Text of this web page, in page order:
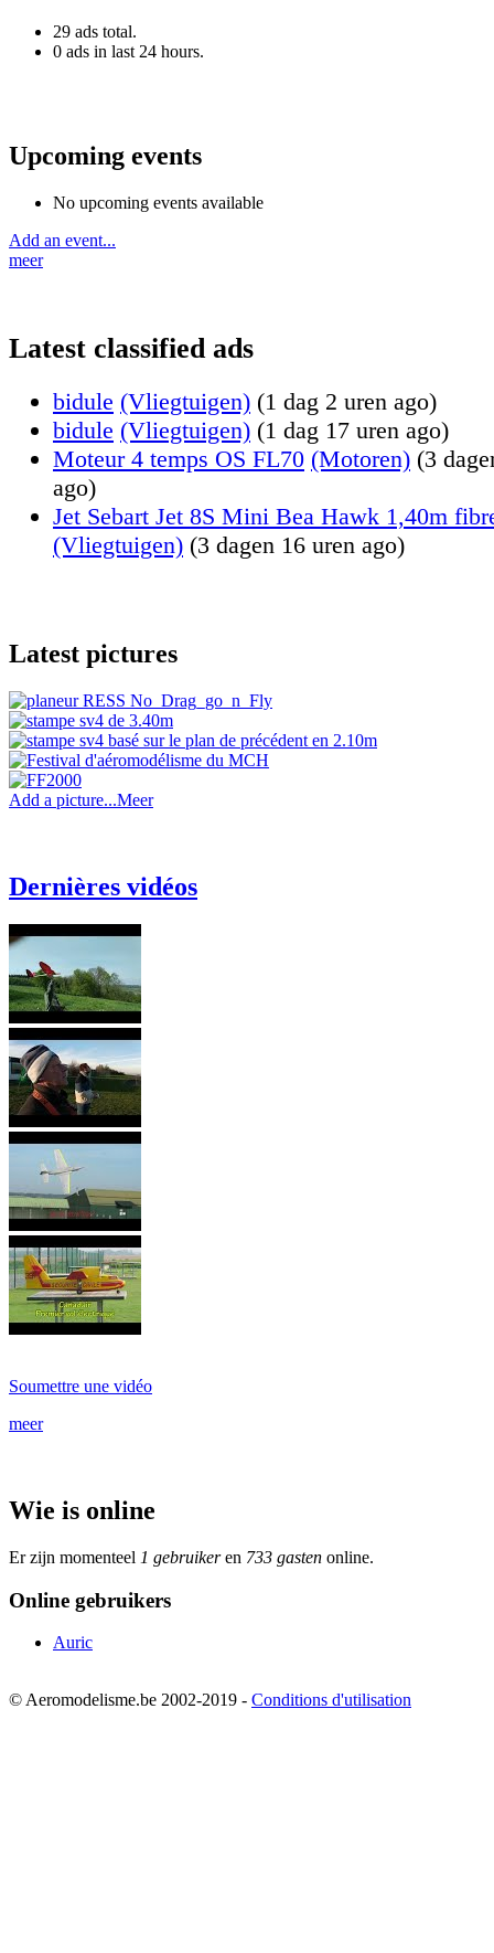
29 ads total.
0 ads in last 24 hours.
Upcoming events
No upcoming events available
Add an event...
meer
Latest classified ads
bidule (Vliegtuigen) (1 dag 2 uren ago)
bidule (Vliegtuigen) (1 dag 17 uren ago)
Moteur 4 temps OS FL70 (Motoren) (3
ago)
Jet Sebart Jet 8S Mini Bea Hawk 1,40m
(Vliegtuigen) (3 dagen 16 uren ago)
Latest pictures
Add a picture...Meer
Dernières vidéos
Soumettre une vidéo
meer
Wie is online
Er zijn momenteel 1 gebruikeren 733 gasten online.
Online gebruikers
Auric
© Aeromodelisme.be 2002-2019 - Conditions d'utilisation